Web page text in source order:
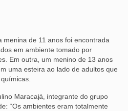
menina de 11 anos foi encontrada
em ambiente tomado por
Em outra, um menino de 13 anos
uma esteira ao lado de adultos que
Maracajá, integrante do grupo
“Os ambientes eram totalmente